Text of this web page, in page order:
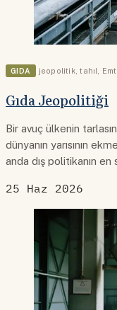
GIDA jeopolitik,tahıl
Gıda Jeopolitiği
Bir avuç ülkenin
dünyanın yarısının
anda dış politikanın en
25 Haz 2026